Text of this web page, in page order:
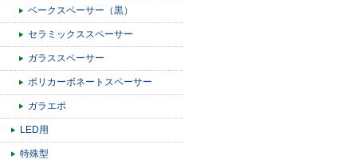
ベークスペーサー（黒）
セラミックススペーサー
ガラススペーサー
ポリカーボネートスペーサー
ガラエポ
LED用
特殊型